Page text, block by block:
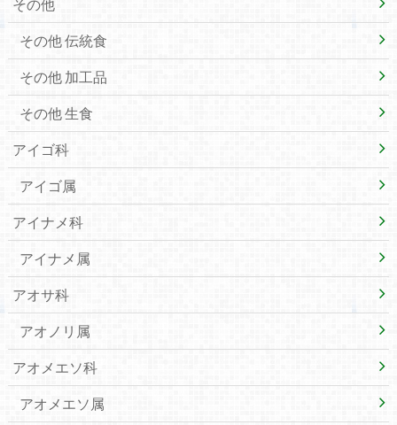
その他
その他 伝統食
その他 加工品
その他 生食
アイゴ科
アイゴ属
アイナメ科
アイナメ属
アオサ科
アオノリ属
アオメエソ科
アオメエソ属